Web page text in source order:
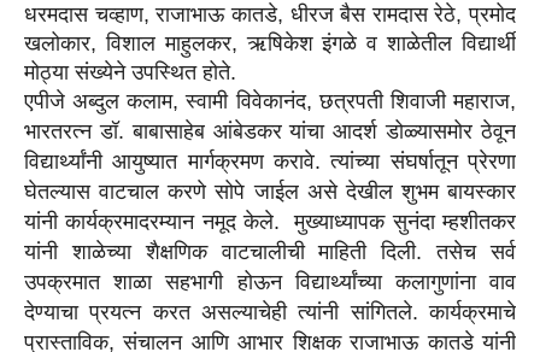
धरमदास चव्हाण, राजाभाऊ कातडे, धीरज बैस रामदास रेठे, प्रमोद
खलोकार, विशाल माहुलकर, ऋषिकेश इंगळे व शाळेतील विद्यार्थी
मोठ्या संख्येने उपस्थित होते.
एपीजे अब्दुल कलाम, स्वामी विवेकानंद, छत्रपती शिवाजी महाराज,
भारतरत्न डॉ. बाबासाहेब आंबेडकर यांचा आदर्श डोळ्यासमोर ठेवून
विद्यार्थ्यांनी आयुष्यात मार्गक्रमण करावे. त्यांच्या संघर्षातून प्रेरणा
घेतल्यास वाटचाल करणे सोपे जाईल असे देखील शुभम बायस्कार
यांनी कार्यक्रमादरम्यान नमूद केले. मुख्याध्यापक सुनंदा म्हशीतकर
यांनी शाळेच्या शैक्षणिक वाटचालीची माहिती दिली. तसेच सर्व
उपक्रमात शाळा सहभागी होऊन विद्यार्थ्यांच्या कलागुणांना वाव
देण्याचा प्रयत्न करत असल्याचेही त्यांनी सांगितले. कार्यक्रमाचे
प्रास्ताविक, संचालन आणि आभार शिक्षक राजाभाऊ कातडे यांनी